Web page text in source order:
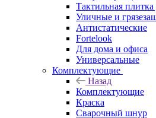
Тактильная
Уличные и
Антистатические
Fortelook
Для дома и офиса
Универсальные
Комплектующие
Назад
Комплектующие
Краска
Сварочный шнур